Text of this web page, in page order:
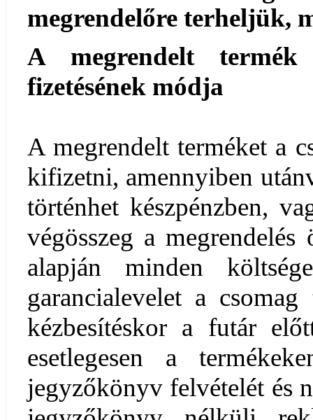
megrendelőre terheljük,
A megrendelt
fizetésének módja
A megrendelt terméket a
kifizetni, amennyiben
történhet készpénzben,
végösszeg a
alapján minden
garancialevelet a
kézbesítéskor a futár
esetlegesen a
jegyzőkönyv felvételét és